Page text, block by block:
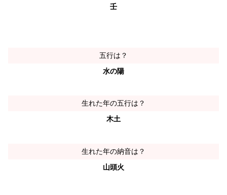
壬
五行は？
水の陽
生れた年の五行は？
木土
生れた年の納音は？
山頭火